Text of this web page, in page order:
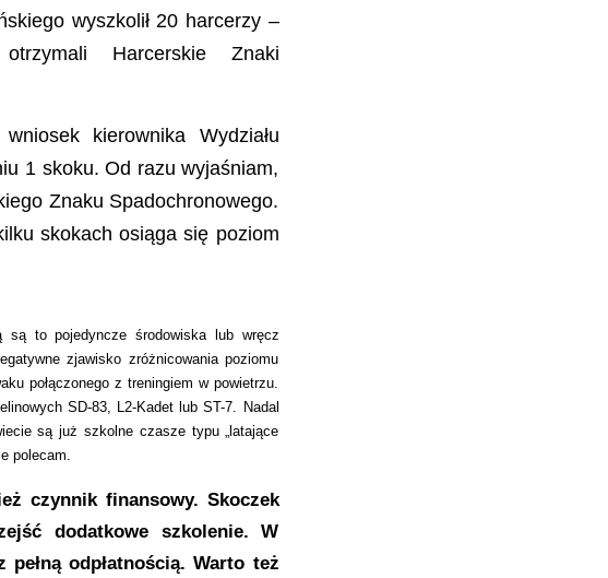
wyszkolił 20 harcerzy –
Harcerskie Znaki
kierownika Wydziału
1 skoku. Od razu wyjaśniam,
Znaku Spadochronowego.
skokach osiąga się poziom
są to pojedyncze środowiska lub wręcz
zjawisko zróżnicowania poziomu
połączonego z treningiem w powietrzu.
SD-83, L2-Kadet lub ST-7. Nadal
są już szkolne czasze typu „latające
polecam.
czynnik finansowy. Skoczek
dodatkowe szkolenie. W
odpłatnością. Warto też